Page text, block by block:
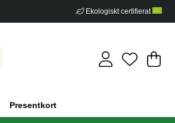
Ekologiskt certifierat
.
Presentkort